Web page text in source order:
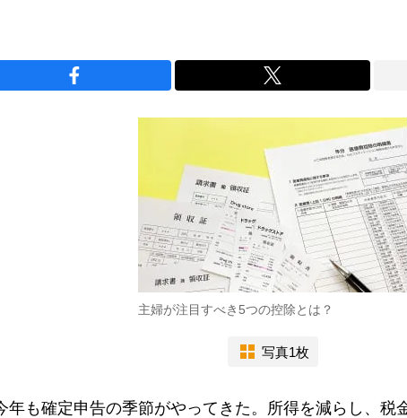
主婦が注目すべき5つの控除とは？
写真1枚
も確定申告の季節がやってきた。所得を減らし、税